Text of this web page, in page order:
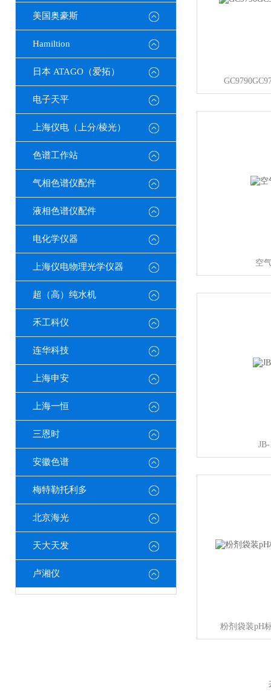
美国奥豪斯
Hamiltion
日本 ATAGO（爱拓）
电子天平
上海仪电（上分/棱光）
色谱工作站
气相色谱仪配件
液相色谱仪配件
电化学仪器
上海仪电物理光学仪器
超（高）纯水机
禾工科仪
连华科技
上海申安
上海一恒
三恩时
安徽色谱
梅特勒托利多
北京海光
天大天发
卢湘仪
空
粉剂袋装pH